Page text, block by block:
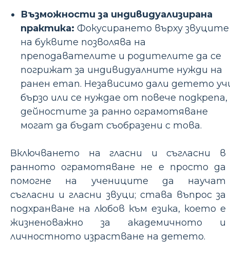
Възможности за индивидуализирана
практика: Фокусирането върху звуците
на буквите позволява на
преподавателите и родителите да се
погрижат за индивидуалните нужди на
ранен етап. Независимо дали детето
бързо или се нуждае от повече подкрепа,
дейностите за ранно ограмотяване
могат да бъдат съобразени с това.
Включването на гласни и съгласни в
ранното ограмотяване не е просто да
помогне на учениците да научат
съгласни и гласни звуци; става въпрос за
подхранване на любов към езика, което е
жизненоважно за академичното и
личностното израстване на детето.